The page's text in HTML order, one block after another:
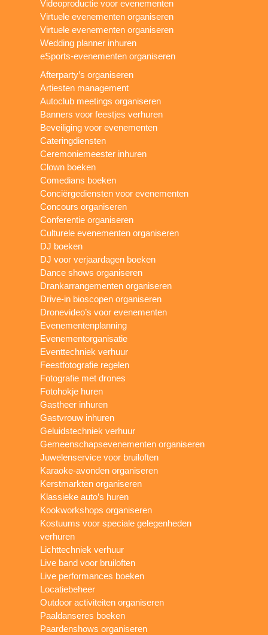
Videoproductie voor evenementen
Virtuele evenementen organiseren
Virtuele evenementen organiseren
Wedding planner inhuren
eSports-evenementen organiseren
Afterparty’s organiseren
Artiesten management
Autoclub meetings organiseren
Banners voor feestjes verhuren
Beveiliging voor evenementen
Cateringdiensten
Ceremoniemeester inhuren
Clown boeken
Comedians boeken
Conciërgediensten voor evenementen
Concours organiseren
Conferentie organiseren
Culturele evenementen organiseren
DJ boeken
DJ voor verjaardagen boeken
Dance shows organiseren
Drankarrangementen organiseren
Drive-in bioscopen organiseren
Dronevideo’s voor evenementen
Evenementenplanning
Evenementorganisatie
Eventtechniek verhuur
Feestfotografie regelen
Fotografie met drones
Fotohokje huren
Gastheer inhuren
Gastvrouw inhuren
Geluidstechniek verhuur
Gemeenschapsevenementen organiseren
Juwelenservice voor bruiloften
Karaoke-avonden organiseren
Kerstmarkten organiseren
Klassieke auto’s huren
Kookworkshops organiseren
Kostuums voor speciale gelegenheden
verhuren
Lichttechniek verhuur
Live band voor bruiloften
Live performances boeken
Locatiebeheer
Outdoor activiteiten organiseren
Paaldanseres boeken
Paardenshows organiseren